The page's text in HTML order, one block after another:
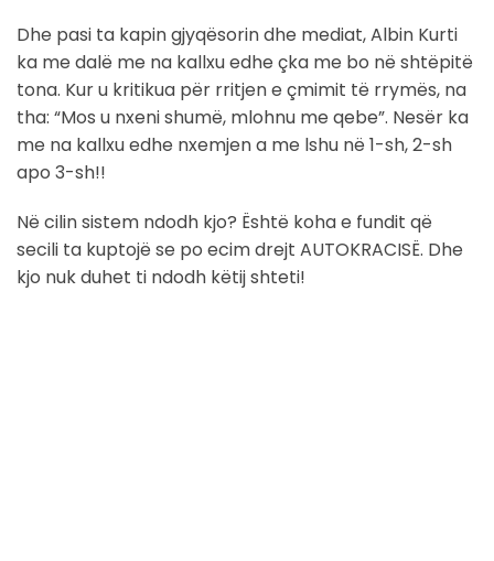
Dhe pasi ta kapin gjyqësorin dhe mediat, Albin Kurti
ka me dalë me na kallxu edhe çka me bo në shtëpitë
tona. Kur u kritikua për rritjen e çmimit të rrymës, na
tha: “Mos u nxeni shumë, mlohnu me qebe”. Nesër ka
me na kallxu edhe nxemjen a me lshu në 1-sh, 2-sh
apo 3-sh!!
Në cilin sistem ndodh kjo? Është koha e fundit që
secili ta kuptojë se po ecim drejt AUTOKRACISË. Dhe
kjo nuk duhet ti ndodh këtij shteti!